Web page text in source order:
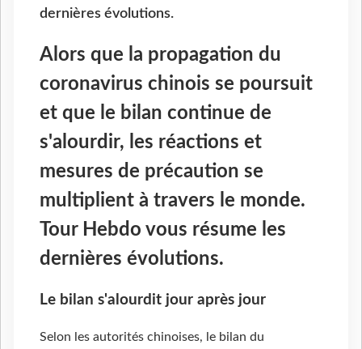
dernières évolutions.
Alors que la propagation du
coronavirus chinois se poursuit
et que le bilan continue de
s'alourdir, les réactions et
mesures de précaution se
multiplient à travers le monde.
Tour Hebdo vous résume les
dernières évolutions.
Le bilan s'alourdit jour après jour
Selon les autorités chinoises, le bilan du